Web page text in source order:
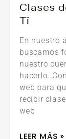
Clases
Ti
En nuestro
buscamos
nuestro
hacerlo.
web para
recibir
web
LEER MÁS »